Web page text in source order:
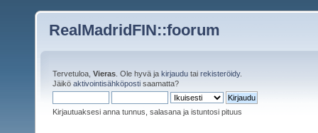
RealMadridFIN::foorum
Tervetuloa, Vieras . Ole hyvä ja kirjaudu tai rekisteröidy.
Jäikö aktivointisähköposti saamatta?
Kirjautuaksesi anna tunnus, salasana ja istuntosi pituus